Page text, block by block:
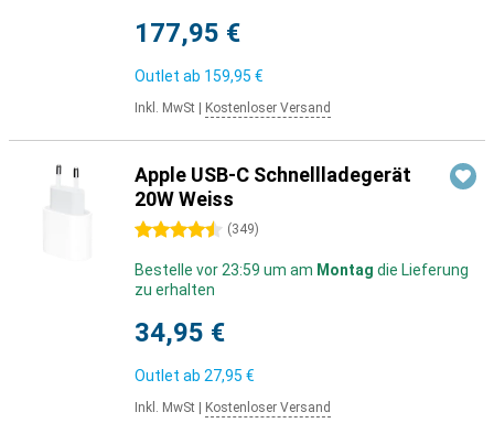
177,95 €
Outlet ab 159,95 €
Inkl. MwSt Kostenloser Versand
Apple USB-C Schnellladegerät
20W Weiss
4.5 Sterne (349)
Bestelle vor 23:59 um am Montag die Lieferung
zu erhalten
34,95 €
Outlet ab 27,95 €
Inkl. MwSt Kostenloser Versand